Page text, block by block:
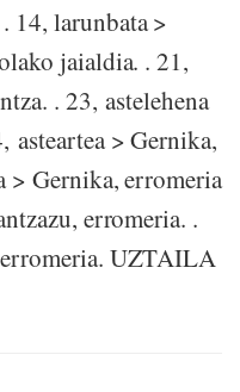
14, larunbata >
jaialdia. . 21,
. 23, astelehena
asteartea > Gernika,
> Gernika, erromeria
erromeria. .
UZTAILA